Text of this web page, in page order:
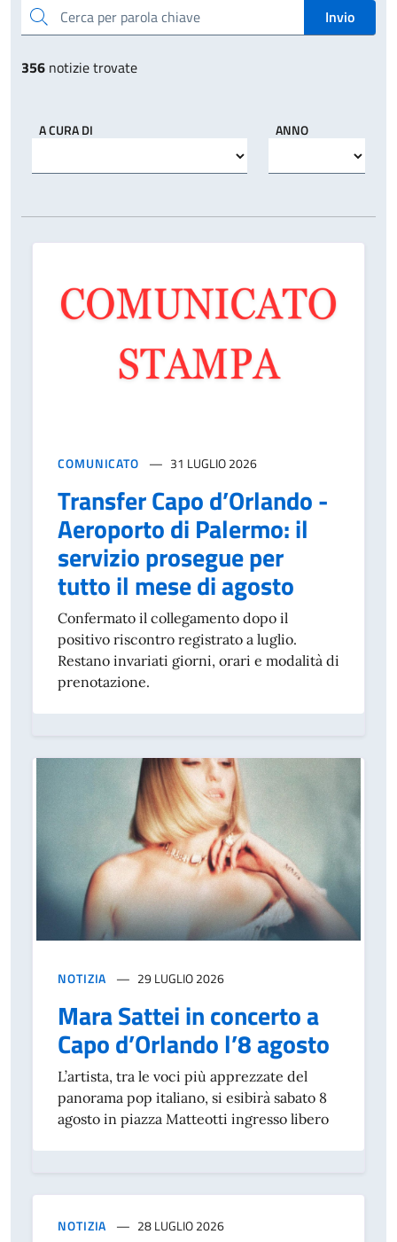
Cerca per parola chiave Invio
356 notizie trovate
A CURA DI ANNO
COMUNICATO 31 LUGLIO 2026
Transfer Capo d’Orlando -
Aeroporto di Palermo: il
servizio prosegue per
tutto il mese di agosto
Confermato il collegamento dopo il
positivo riscontro registrato a luglio.
Restano invariati giorni, orari e modalità di
prenotazione.
NOTIZIA 29 LUGLIO 2026
Mara Sattei in concerto a
Capo d’Orlando l’8 agosto
L’artista, tra le voci più apprezzate del
panorama pop italiano, si esibirà sabato 8
agosto in piazza Matteotti ingresso libero
NOTIZIA 28 LUGLIO 2026